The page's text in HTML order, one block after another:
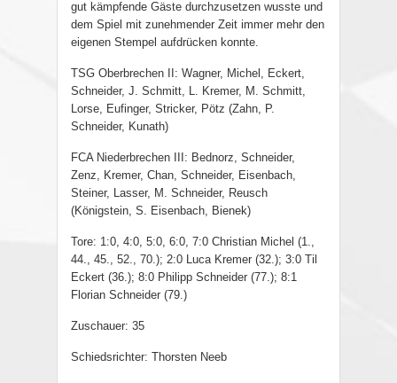
gut kämpfende Gäste durchzusetzen wusste und
dem Spiel mit zunehmender Zeit immer mehr den
eigenen Stempel aufdrücken konnte.
TSG Oberbrechen II: Wagner, Michel, Eckert,
Schneider, J. Schmitt, L. Kremer, M. Schmitt,
Lorse, Eufinger, Stricker, Pötz (Zahn, P.
Schneider, Kunath)
FCA Niederbrechen III: Bednorz, Schneider,
Zenz, Kremer, Chan, Schneider, Eisenbach,
Steiner, Lasser, M. Schneider, Reusch
(Königstein, S. Eisenbach, Bienek)
Tore: 1:0, 4:0, 5:0, 6:0, 7:0 Christian Michel (1.,
44., 45., 52., 70.); 2:0 Luca Kremer (32.); 3:0 Til
Eckert (36.); 8:0 Philipp Schneider (77.); 8:1
Florian Schneider (79.)
Zuschauer: 35
Schiedsrichter: Thorsten Neeb